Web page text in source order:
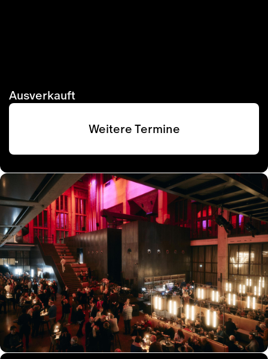
Ausverkauft
Weitere Termine